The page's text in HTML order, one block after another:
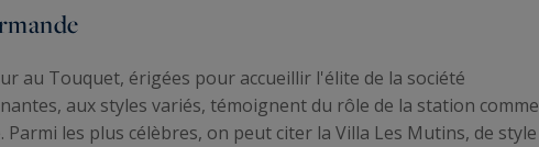
au Touquet, érigées pour accueillir l'élite de la société
aux styles variés, témoignent du rôle de la station comme
les plus célèbres, on peut citer la Villa Les Mutins, de style